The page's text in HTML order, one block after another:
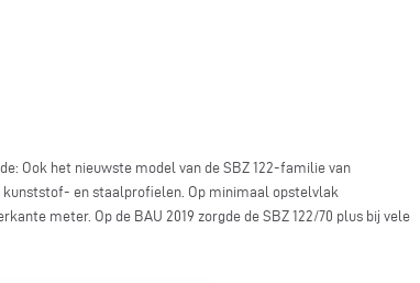
Ook het nieuwste model van de SBZ 122-familie van
en staalprofielen. Op minimaal opstelvlak
meter. Op de BAU 2019 zorgde de SBZ 122/70 plus bij vele